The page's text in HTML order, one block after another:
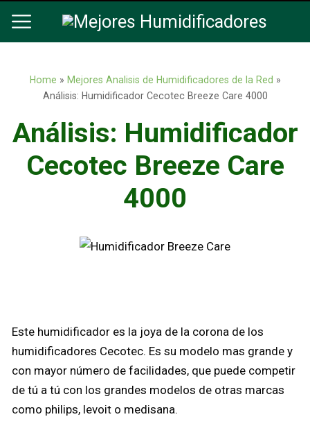
Home » Mejores Analisis de Humidificadores de la Red »
Análisis: Humidificador Cecotec Breeze Care 4000
Análisis: Humidificador
Cecotec Breeze Care
4000
Este humidificador es la joya de la corona de los
humidificadores Cecotec. Es su modelo mas grande y
con mayor número de facilidades, que puede competir
de tú a tú con los grandes modelos de otras marcas
como philips, levoit o medisana.